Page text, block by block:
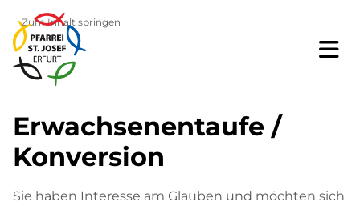
Zum Inhalt springen
Erwachsenentaufe /
Konversion
Sie haben Interesse am Glauben und möchten sich